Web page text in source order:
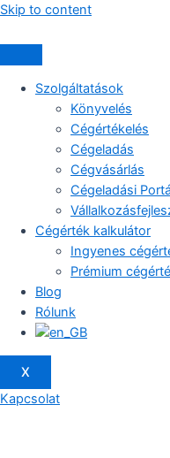
Skip to content
Szolgáltatások
Könyvelés
Cégértékelés
Cégeladás
Cégvásárlás
Cégeladási
Cégérték kalkulátor
Ingyenes
Prémium
Blog
Rólunk
X
Kapcsolat